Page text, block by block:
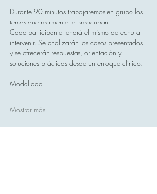
Durante 90 minutos trabajaremos en grupo los
temas que realmente te preocupan.
Cada participante tendrá el mismo derecho a
intervenir. Se analizarán los casos presentados
y se ofrecerán respuestas, orientación y
soluciones prácticas desde un enfoque clínico.
Modalidad
Mostrar más